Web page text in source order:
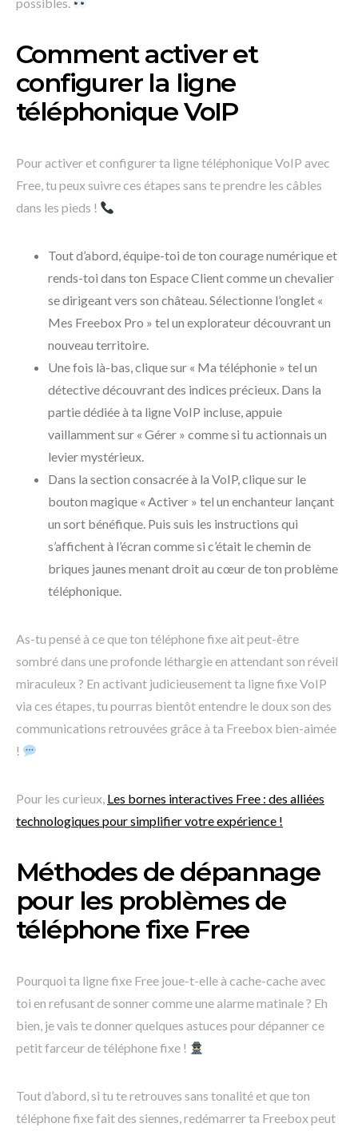
Comment activer et
configurer la ligne
téléphonique VoIP
Pour activer et configurer ta ligne téléphonique VoIP avec
Free, tu peux suivre ces étapes sans te prendre les câbles
dans les pieds !
Tout d’abord, équipe-toi de ton courage numérique et
rends-toi dans ton Espace Client comme un chevalier
se dirigeant vers son château. Sélectionne l’onglet «
Mes Freebox Pro » tel un explorateur découvrant un
nouveau territoire.
Une fois là-bas, clique sur « Ma téléphonie » tel un
détective découvrant des indices précieux. Dans la
partie dédiée à ta ligne VoIP incluse, appuie
vaillamment sur « Gérer » comme si tu actionnais un
levier mystérieux.
Dans la section consacrée à la VoIP, clique sur le
bouton magique « Activer » tel un enchanteur lançant
un sort bénéfique. Puis suis les instructions qui
s’affichent à l’écran comme si c’était le chemin de
briques jaunes menant droit au cœur de ton problème
téléphonique.
As-tu pensé à ce que ton téléphone fixe ait peut-être
sombré dans une profonde léthargie en attendant son réveil
miraculeux ? En activant judicieusement ta ligne fixe VoIP
via ces étapes, tu pourras bientôt entendre le doux son des
communications retrouvées grâce à ta Freebox bien-aimée
!
Pour les curieux, Les bornes interactives Free : des alliées
technologiques pour simplifier votre expérience !
Méthodes de dépannage
pour les problèmes de
téléphone fixe Free
Pourquoi ta ligne fixe Free joue-t-elle à cache-cache avec
toi en refusant de sonner comme une alarme matinale ? Eh
bien, je vais te donner quelques astuces pour dépanner ce
petit farceur de téléphone fixe !
Tout d’abord, si tu te retrouves sans tonalité et que ton
téléphone fixe fait des siennes, redémarrer ta Freebox peut